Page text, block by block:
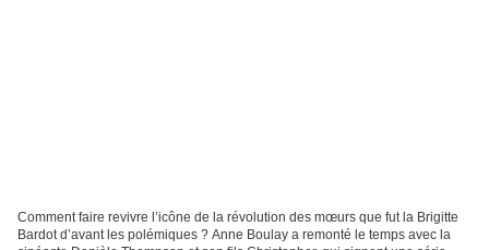
Comment faire revivre l’icône de la révolution des mœurs que fut la Brigitte
Bardot d’avant les polémiques ? Anne Boulay a remonté le temps avec la